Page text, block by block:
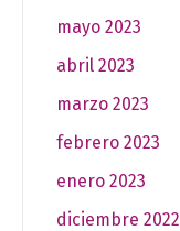
mayo 2023
abril 2023
marzo 2023
febrero 2023
enero 2023
diciembre 2022